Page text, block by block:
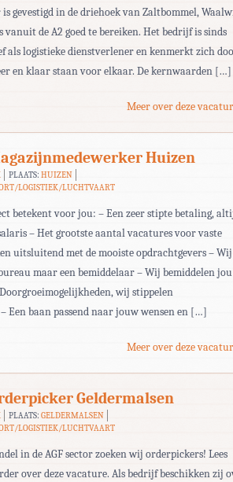
gevestigd in de driehoek van Zaltbommel,
vanuit de A2 goed te bereiken. Het bedrijf is sinds
als logistieke dienstverlener en kenmerkt zich
en klaar staan voor elkaar. De kernwaarden […]
Meer over deze
Huizen
PLAATS: HUIZEN
LOGISTIEK/LUCHTVAART
betekent voor jou: – Een zeer stipte betaling,
– Het grootste aantal vacatures voor vaste
uitsluitend met de mooiste opdrachtgevers – Wij
maar een bemiddelaar – Wij bemiddelen jou
wij stippelen
Een baan passend naar jouw wensen en […]
Meer over deze
Geldermalsen
PLAATS: GELDERMALSEN
LOGISTIEK/LUCHTVAART
in de AGF sector zoeken wij orderpickers! Lees
over deze vacature. Als bedrijf beschikken zij